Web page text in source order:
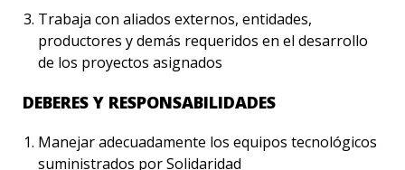
Trabaja con aliados externos, entidades,
productores y demás requeridos en el desarrollo
de los proyectos asignados
DEBERES Y RESPONSABILIDADES
Manejar adecuadamente los equipos tecnológicos
suministrados por Solidaridad